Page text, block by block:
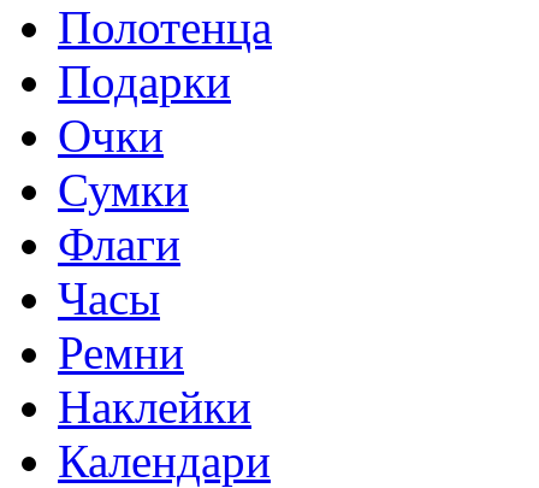
Полотенца
Подарки
Очки
Сумки
Флаги
Часы
Ремни
Наклейки
Календари